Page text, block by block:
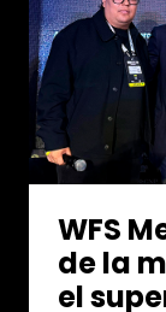
WFS
de la
el